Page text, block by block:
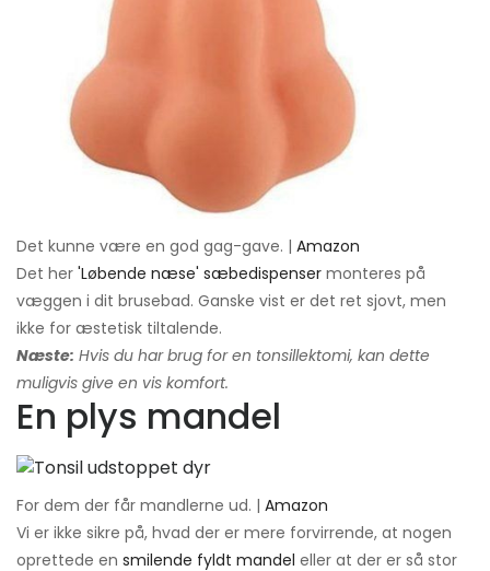
Det kunne være en god gag-gave. | Amazon
Det her 'Løbende næse' sæbedispenser monteres på
væggen i dit brusebad. Ganske vist er det ret sjovt, men
ikke for æstetisk tiltalende.
Næste: Hvis du har brug for en tonsillektomi, kan dette
muligvis give en vis komfort.
En plys mandel
For dem der får mandlerne ud. | Amazon
Vi er ikke sikre på, hvad der er mere forvirrende, at nogen
oprettede en smilende fyldt mandel eller at der er så stor